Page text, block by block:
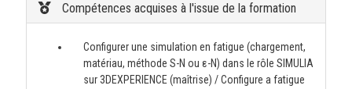
Compétences acquises à l'issue de la formation
Configurer une simulation en fatigue (chargement,
matériau, méthode S-N ou ε-N) dans le rôle SIMULIA
sur 3DEXPERIENCE (maîtrise) / Configure a fatigue